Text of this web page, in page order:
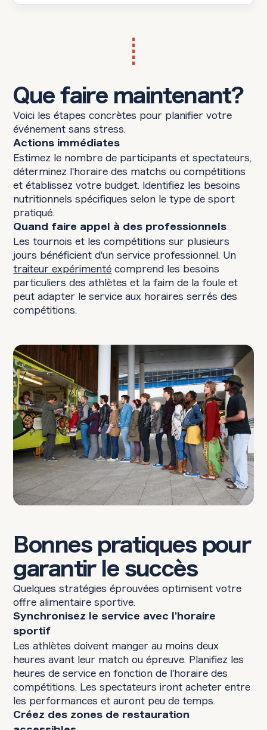
Que faire maintenant?
Voici les étapes concrètes pour planifier votre
événement sans stress.
Actions immédiates
Estimez le nombre de participants et spectateurs,
déterminez l'horaire des matchs ou compétitions
et établissez votre budget. Identifiez les besoins
nutritionnels spécifiques selon le type de sport
pratiqué.
Quand faire appel à des professionnels
Les tournois et les compétitions sur plusieurs
jours bénéficient d'un service professionnel. Un
traiteur expérimentécomprend les besoins
particuliers des athlètes et la faim de la foule et
peut adapter le service aux horaires serrés des
compétitions.
Bonnes pratiques pour
garantir le succès
Quelques stratégies éprouvées optimisent votre
offre alimentaire sportive.
Synchronisez le service avec l'horaire
sportif
Les athlètes doivent manger au moins deux
heures avant leur match ou épreuve. Planifiez les
heures de service en fonction de l'horaire des
compétitions. Les spectateurs iront acheter entre
les performances et auront peu de temps.
Créez des zones de restauration